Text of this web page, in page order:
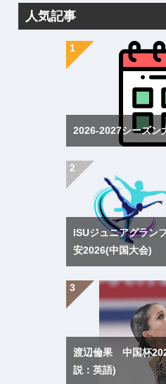
人気記事
2026-2027シーズン
ISUジュニアグラン
安2026(中国大会)
渡辺倫果 中国杯
説：英語)